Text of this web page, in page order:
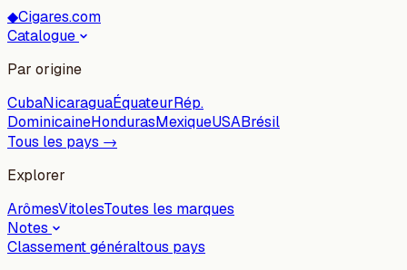
◆Cigares.com
Catalogue
Par origine
CubaNicaraguaÉquateurRép.
DominicaineHondurasMexiqueUSABrésil
Tous les pays →
Explorer
ArômesVitolesToutes les marques
Notes
Classement généraltous pays